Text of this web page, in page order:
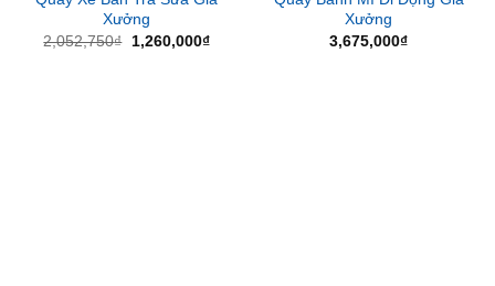
Xưởng
2,052,750₫
Giá
1,260,000₫Giá
Xưởng
3,675,000₫